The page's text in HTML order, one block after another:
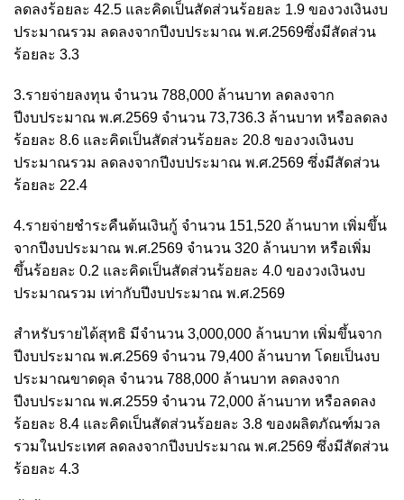
ลดลงร้อยละ 42.5 และคิดเป็นสัดส่วนร้อยละ 1.9 ของวงเงินงบ
ประมาณรวม ลดลงจากปีงบประมาณ พ.ศ.2569ซึ่งมีสัดส่วน
ร้อยละ 3.3
3.รายจ่ายลงทุน จำนวน 788,000 ล้านบาท ลดลงจาก
ปีงบประมาณ พ.ศ.2569 จำนวน 73,736.3 ล้านบาท หรือลดลง
ร้อยละ 8.6 และคิดเป็นสัดส่วนร้อยละ 20.8 ของวงเงินงบ
ประมาณรวม ลดลงจากปีงบประมาณ พ.ศ.2569 ซึ่งมีสัดส่วน
ร้อยละ 22.4
4.รายจ่ายชำระคืนต้นเงินกู้ จำนวน 151,520 ล้านบาท เพิ่มขึ้น
จากปีงบประมาณ พ.ศ.2569 จำนวน 320 ล้านบาท หรือเพิ่ม
ขึ้นร้อยละ 0.2 และคิดเป็นสัดส่วนร้อยละ 4.0 ของวงเงินงบ
ประมาณรวม เท่ากับปีงบประมาณ พ.ศ.2569
สำหรับรายได้สุทธิ มีจำนวน 3,000,000 ล้านบาท เพิ่มขึ้นจาก
ปีงบประมาณ พ.ศ.2569 จำนวน 79,400 ล้านบาท โดยเป็นงบ
ประมาณขาดดุล จำนวน 788,000 ล้านบาท ลดลงจาก
ปีงบประมาณ พ.ศ.2559 จำนวน 72,000 ล้านบาท หรือลดลง
ร้อยละ 8.4 และคิดเป็นสัดส่วนร้อยละ 3.8 ของผลิตภัณฑ์มวล
รวมในประเทศ ลดลงจากปีงบประมาณ พ.ศ.2569 ซึ่งมีสัดส่วน
ร้อยละ 4.3